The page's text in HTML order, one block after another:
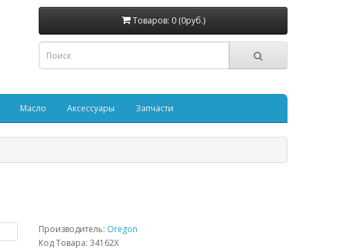
Товаров: 0 (0руб.)
Масло Аксессуары Запчасти
Производитель: Oregon
Код Товара: 34162X